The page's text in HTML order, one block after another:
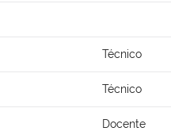
Técnico
Técnico
Docente